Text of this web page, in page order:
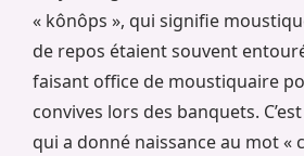
« kônôps », qui signifie
de repos étaient souvent
faisant office de moustiquaire
convives lors des banquets.
qui a donné naissance au mot «